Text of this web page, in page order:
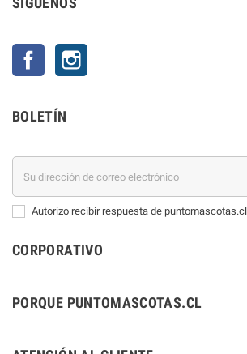
Facebook
BOLETÍN
Autorizo recibir respuesta de puntomascotas.cl
CORPORATIVO
PORQUE PUNTOMASCOTAS.CL